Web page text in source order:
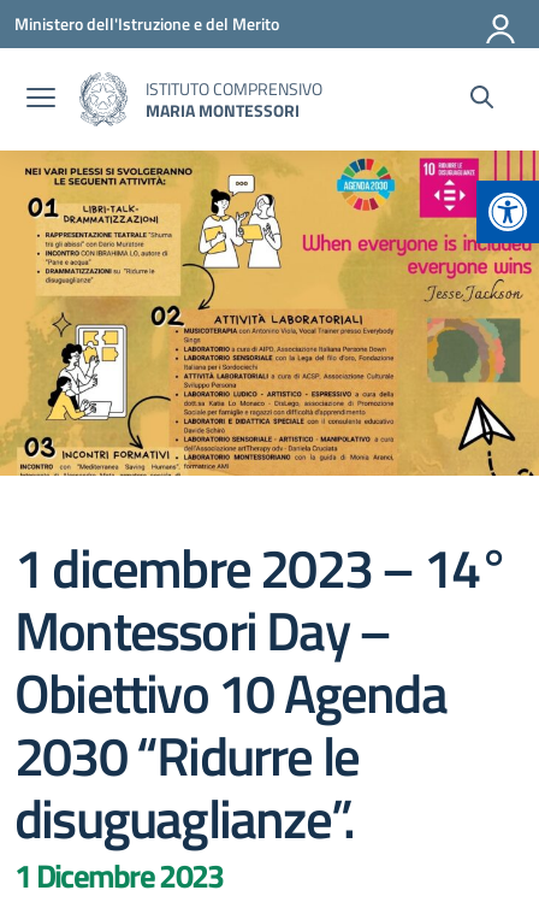
Vai ai contenuti
Vai al menu di navigazione
Vai al footer
Ministero dell'Istruzione e del Merito
ISTITUTO COMPRENSIVO
MARIA MONTESSORI
1 dicembre 2023 – 14°
Montessori Day –
Obiettivo 10 Agenda
2030 “Ridurre le
disuguaglianze”.
1 Dicembre 2023